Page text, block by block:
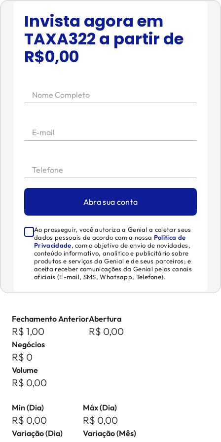
Invista agora em
TAXA322 a partir de
R$0,00
Nome Completo
E-mail
Telefone
Abra sua conta
Ao prosseguir, você autoriza a Genial a coletar seus
dados pessoais de acordo com a nossa Política de
Privacidade, com o objetivo de envio de novidades,
conteúdo informativo, analítico e publicitário sobre
produtos e serviços da Genial e de seus parceiros; e
aceita receber comunicações da Genial pelos canais
oficiais (E-mail, SMS, Whatsapp, Telefone).
Fechamento Anterior
R$ 1,00
Abertura
R$ 0,00
Negócios
R$ 0
Volume
R$ 0,00
Min (Dia)
R$ 0,00
Máx (Dia)
R$ 0,00
Variação (Dia) Variação (Mês)